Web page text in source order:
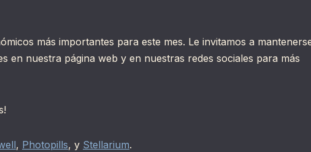
más importantes para este mes. Le invitamos a
en nuestra página web y en nuestras redes sociales para más
, Photopills, y Stellarium.